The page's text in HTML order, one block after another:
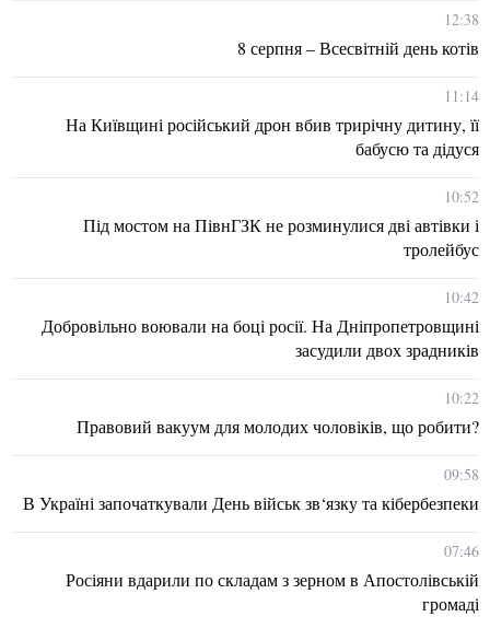
12:38
8 серпня – Всесвітній день котів
11:14
На Київщині російський дрон вбив трирічну дитину, її
бабусю та дідуся
10:52
Під мостом на ПівнГЗК не розминулися дві автівки і
тролейбус
10:42
Добровільно воювали на боці росії. На Дніпропетровщині
засудили двох зрадників
10:22
Правовий вакуум для молодих чоловіків, що робити?
09:58
В Україні започаткували День військ зв‘язку та кібербезпеки
07:46
Росіяни вдарили по складам з зерном в Апостолівській
громаді